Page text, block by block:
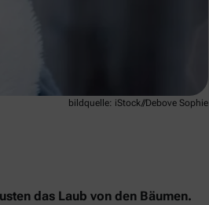
bildquelle: iStock//Debove Sophie
das Laub von den Bäumen.